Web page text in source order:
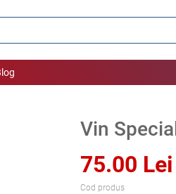
Vin
75.00 Lei
Cod produs